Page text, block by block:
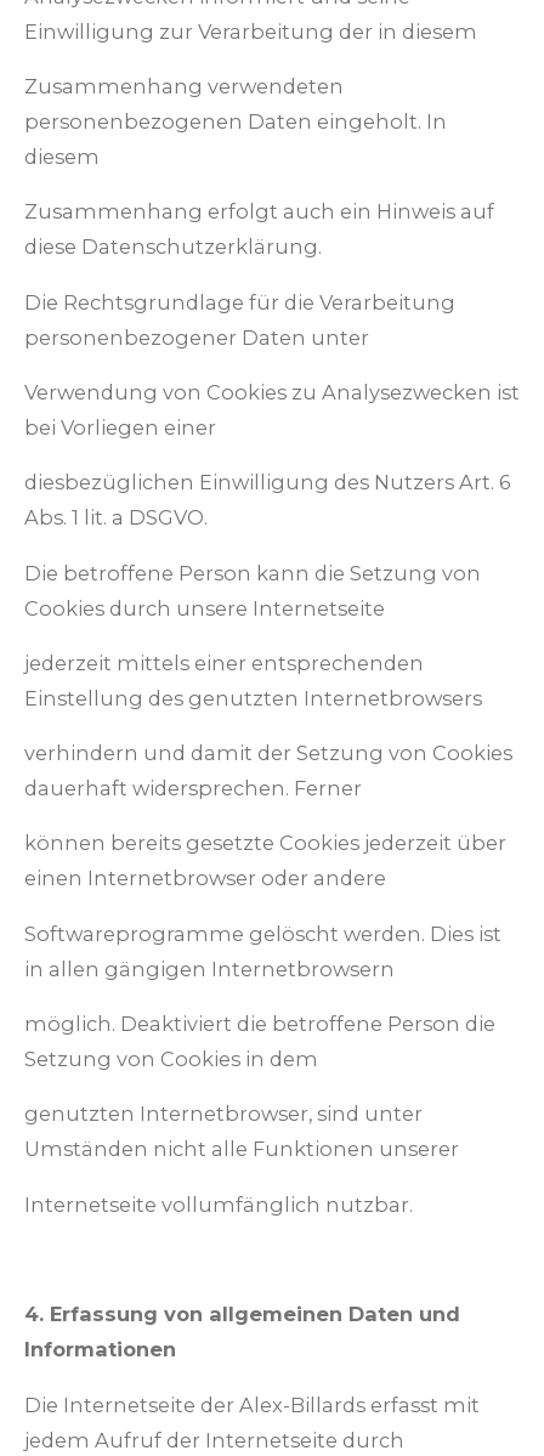
Einwilligung zur Verarbeitung der in diesem
Zusammenhang verwendeten
personenbezogenen Daten eingeholt. In
diesem
Zusammenhang erfolgt auch ein Hinweis auf
diese Datenschutzerklärung.
Die Rechtsgrundlage für die Verarbeitung
personenbezogener Daten unter
Verwendung von Cookies zu Analysezwecken ist
bei Vorliegen einer
diesbezüglichen Einwilligung des Nutzers Art. 6
Abs. 1 lit. a DSGVO.
Die betroffene Person kann die Setzung von
Cookies durch unsere Internetseite
jederzeit mittels einer entsprechenden
Einstellung des genutzten Internetbrowsers
verhindern und damit der Setzung von Cookies
dauerhaft widersprechen. Ferner
können bereits gesetzte Cookies jederzeit über
einen Internetbrowser oder andere
Softwareprogramme gelöscht werden. Dies ist
in allen gängigen Internetbrowsern
möglich. Deaktiviert die betroffene Person die
Setzung von Cookies in dem
genutzten Internetbrowser, sind unter
Umständen nicht alle Funktionen unserer
Internetseite vollumfänglich nutzbar.
4. Erfassung von allgemeinen Daten und
Informationen
Die Internetseite der Alex-Billards erfasst mit
jedem Aufruf der Internetseite durch